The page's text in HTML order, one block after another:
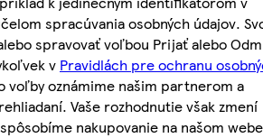
spracúvania osobných údajov.
spravovať voľbou Prijať alebo
v Pravidlách pre ochranu
voľby oznámime našim partnerom a
Vaše rozhodnutie však zmení
nakupovanie na našom